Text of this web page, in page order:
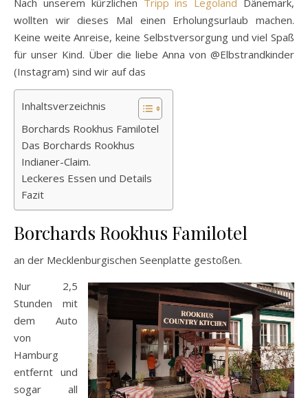
wollten wir dieses Mal einen Erholungsurlaub machen.
Keine weite Anreise, keine Selbstversorgung und viel Spaß
für unser Kind. Über die liebe Anna von @Elbstrandkinder
(Instagram) sind wir auf das
Inhaltsverzeichnis
Borchards Rookhus Familotel
Das Borchards Rookhus
Indianer-Claim.
Leckeres Essen und Details
Fazit
Borchards Rookhus Familotel
an der Mecklenburgischen Seenplatte gestoßen.
Nur 2,5
Stunden mit
dem Auto
von
Hamburg
entfernt und
sogar all